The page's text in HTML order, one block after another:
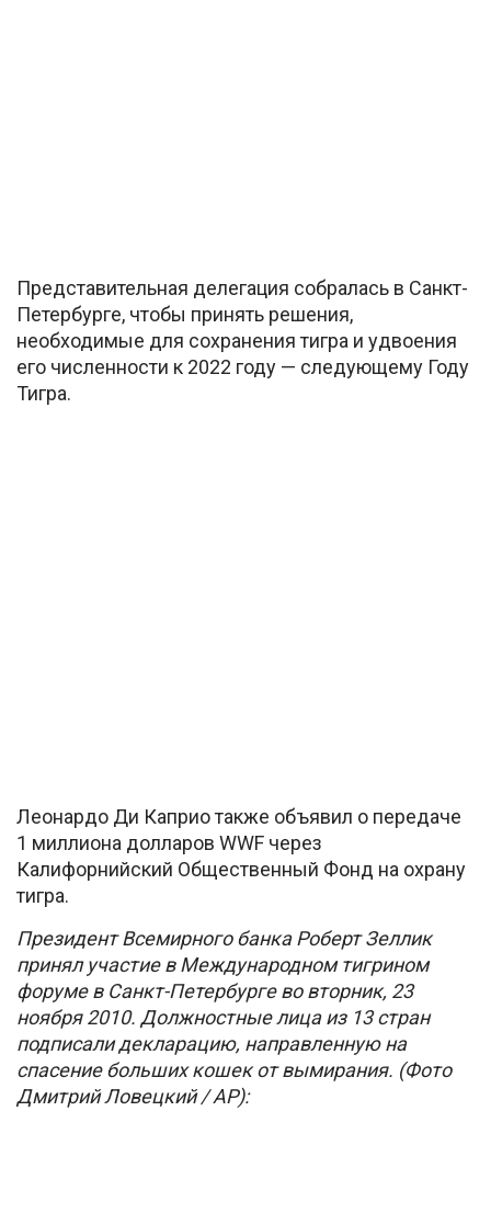
Представительная делегация собралась в Санкт-
Петербурге, чтобы принять решения,
необходимые для сохранения тигра и удвоения
его численности к 2022 году — следующему Году
Тигра.
Леонардо Ди Каприо также объявил о передаче
1 миллиона долларов WWF через
Калифорнийский Общественный Фонд на охрану
тигра.
Президент Всемирного банка Роберт Зеллик
принял участие в Международном тигрином
форуме в Санкт-Петербурге во вторник, 23
ноября 2010. Должностные лица из 13 стран
подписали декларацию, направленную на
спасение больших кошек от вымирания. (Фото
Дмитрий Ловецкий / AP):